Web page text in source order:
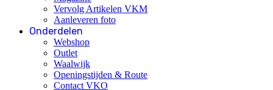
Vervolg Artikelen VKM
Aanleveren foto
Onderdelen
Webshop
Outlet
Waalwijk
Openingstijden & Route
Contact VKO